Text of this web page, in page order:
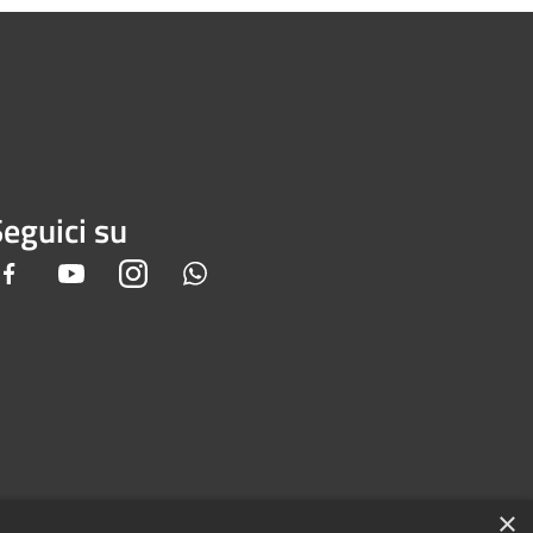
su
Facebook YoutubeInstagram
×